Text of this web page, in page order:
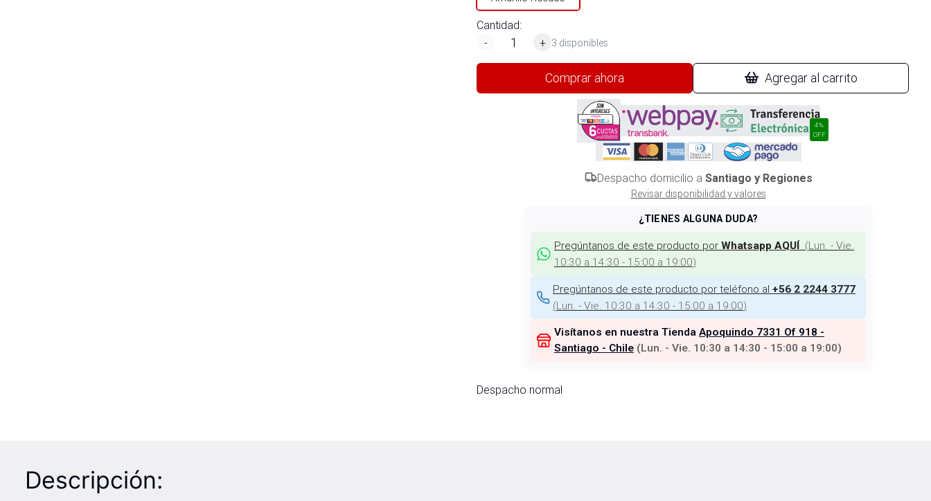
Cantidad:
-
+ 3 disponibles
Comprar ahora Agregar al carrito
4%
OFF
Despacho domicilio a Santiago y Regiones
Revisar disponibilidad y valores
¿TIENES ALGUNA DUDA?
Pregúntanos de este producto por Whatsapp AQUÍ (Lun. - Vie.
10:30 a 14:30 - 15:00 a 19:00)
Pregúntanos de este producto por teléfono al +56 2 2244 3777
(Lun. - Vie. 10:30 a 14:30 - 15:00 a 19:00)
Visítanos en nuestra Tienda Apoquindo 7331 Of 918 -
Santiago - Chile (Lun. - Vie. 10:30 a 14:30 - 15:00 a 19:00)
Despacho normal
Descripción: